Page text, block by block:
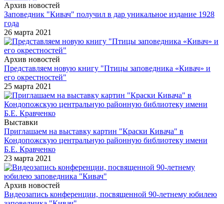
Архив новостей
Заповедник "Кивач" получил в дар уникальное издание 1928
года
26 марта 2021
Архив новостей
Представляем новую книгу "Птицы заповедника «Кивач» и
его окрестностей"
25 марта 2021
Выставки
Приглашаем на выставку картин "Краски Кивача" в
Кондопожскую центральную районную библиотеку имени
Б.Е. Кравченко
23 марта 2021
Архив новостей
Видеозапись конференции, посвященной 90-летнему юбилею